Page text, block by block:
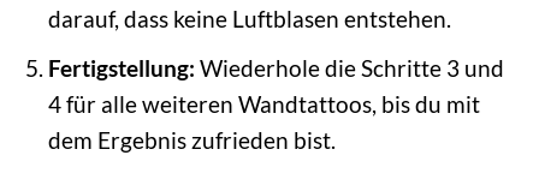
darauf, dass keine Luftblasen entstehen.
Fertigstellung: Wiederhole die Schritte 3 und
4 für alle weiteren Wandtattoos, bis du mit
dem Ergebnis zufrieden bist.